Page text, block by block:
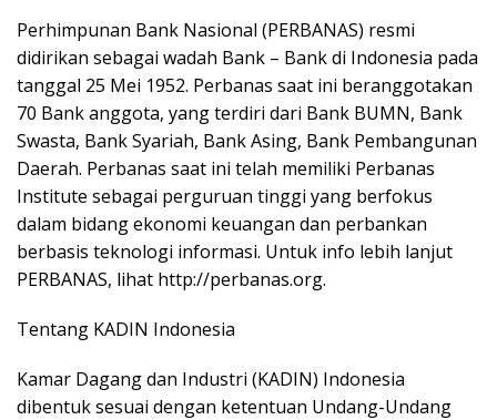
Perhimpunan Bank Nasional (PERBANAS) resmi
didirikan sebagai wadah Bank – Bank di Indonesia pada
tanggal 25 Mei 1952. Perbanas saat ini beranggotakan
70 Bank anggota, yang terdiri dari Bank BUMN, Bank
Swasta, Bank Syariah, Bank Asing, Bank Pembangunan
Daerah. Perbanas saat ini telah memiliki Perbanas
Institute sebagai perguruan tinggi yang berfokus
dalam bidang ekonomi keuangan dan perbankan
berbasis teknologi informasi. Untuk info lebih lanjut
PERBANAS, lihat http://perbanas.org.
Tentang KADIN Indonesia
Kamar Dagang dan Industri (KADIN) Indonesia
dibentuk sesuai dengan ketentuan Undang-Undang